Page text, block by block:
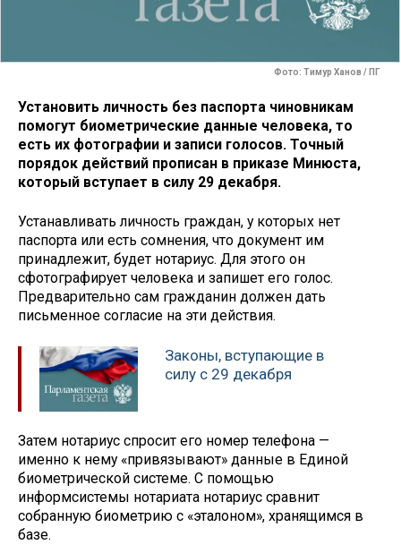
Фото: Тимур Ханов / ПГ
Установить личность без паспорта чиновникам
помогут биометрические данные человека, то
есть их фотографии и записи голосов. Точный
порядок действий прописан в приказе Минюста,
который вступает в силу 29 декабря.
Устанавливать личность граждан, у которых нет
паспорта или есть сомнения, что документ им
принадлежит, будет нотариус. Для этого он
сфотографирует человека и запишет его голос.
Предварительно сам гражданин должен дать
письменное согласие на эти действия.
Законы, вступающие в
силу с 29 декабря
Затем нотариус спросит его номер телефона —
именно к нему «привязывают» данные в Единой
биометрической системе. С помощью
информсистемы нотариата нотариус сравнит
собранную биометрию с «эталоном», хранящимся в
базе.